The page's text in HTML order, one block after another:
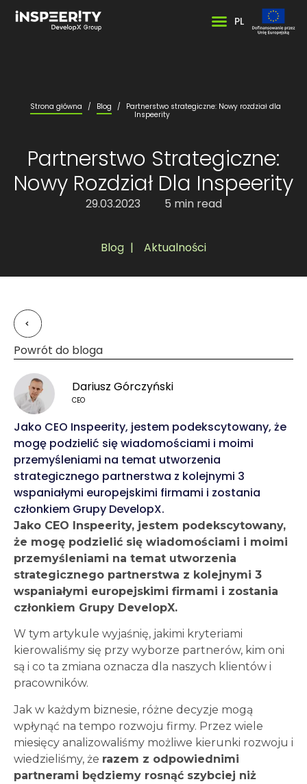
PL
Strona główna / Blog /
Partnerstwo strategiczne: Nowy rozdział dla
Inspeerity
Partnerstwo Strategiczne:
Nowy Rozdział Dla Inspeerity
29.03.2023 5 min read
Blog Aktualności
Powrót do bloga
Dariusz Górczyński
CEO
Jako CEO Inspeerity, jestem podekscytowany, że
mogę podzielić się wiadomościami i moimi
przemyśleniami na temat utworzenia
strategicznego partnerstwa z kolejnymi 3
wspaniałymi europejskimi firmami i zostania
członkiem Grupy DevelopX.
Jako CEO Inspeerity, jestem podekscytowany,
że mogę podzielić się wiadomościami i moimi
przemyśleniami na temat utworzenia
strategicznego partnerstwa z kolejnymi 3
wspaniałymi europejskimi firmami i zostania
członkiem Grupy DevelopX.
W tym artykule wyjaśnię, jakimi kryteriami
kierowaliśmy się przy wyborze partnerów, kim oni
są i co ta zmiana oznacza dla naszych klientów i
pracowników.
Jak w każdym biznesie, różne decyzje mogą
wpłynąć na tempo rozwoju firmy. Przez wiele
miesięcy analizowaliśmy możliwe kierunki rozwoju i
wiedzieliśmy, że razem z odpowiednimi
partnerami będziemy rosnąć szybciej niż